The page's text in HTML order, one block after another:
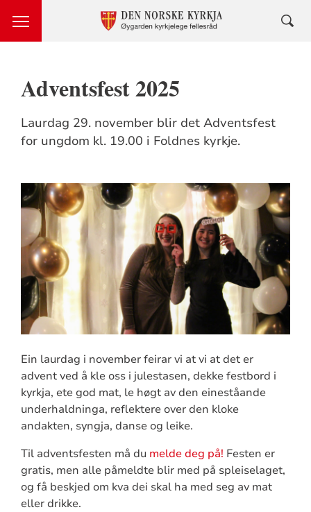
Adventsfest 2025
Laurdag 29. november blir det Adventsfest
for ungdom kl. 19.00 i Foldnes kyrkje.
Ein laurdag i november feirar vi at vi at det er
advent ved å kle oss i julestasen, dekke festbord i
kyrkja, ete god mat, le høgt av den eineståande
underhaldninga, reflektere over den kloke
andakten, syngja, danse og leike.
Til adventsfesten må du melde deg på! Festen er
gratis, men alle påmeldte blir med på spleiselaget,
og få beskjed om kva dei skal ha med seg av mat
eller drikke.